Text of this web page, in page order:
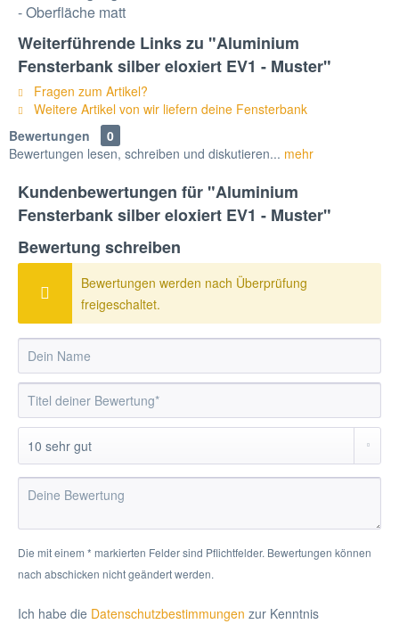
- Oberfläche matt
Weiterführende Links zu "Aluminium
Fensterbank silber eloxiert EV1 - Muster"
Fragen zum Artikel?
Weitere Artikel von wir liefern deine Fensterbank
Bewertungen
0
Bewertungen lesen, schreiben und diskutieren... mehr
Kundenbewertungen für "Aluminium
Fensterbank silber eloxiert EV1 - Muster"
Bewertung schreiben
Bewertungen werden nach Überprüfung
freigeschaltet.
Die mit einem * markierten Felder sind Pflichtfelder. Bewertungen können
nach abschicken nicht geändert werden.
Ich habe die Datenschutzbestimmungen zur Kenntnis